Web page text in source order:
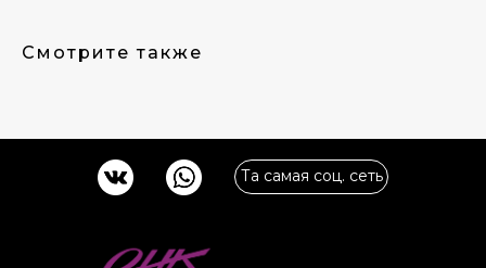
Смотрите также
Та самая соц. сеть